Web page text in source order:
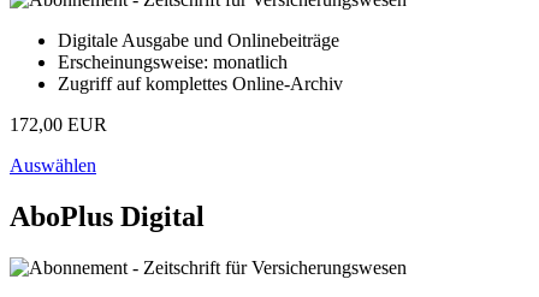
Digitale Ausgabe und Onlinebeiträge
Erscheinungsweise: monatlich
Zugriff auf komplettes Online-Archiv
172,00 EUR
Auswählen
AboPlus Digital